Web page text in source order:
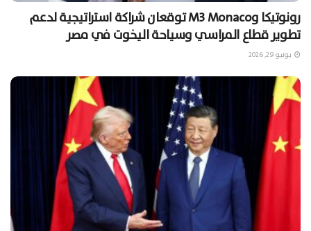
رونوتيكا وM3 Monaco توقعان شراكة استراتيجية لدعم
تطوير قطاع المراسي وسياحة اليخوت في مصر
يونيو 29, 2026